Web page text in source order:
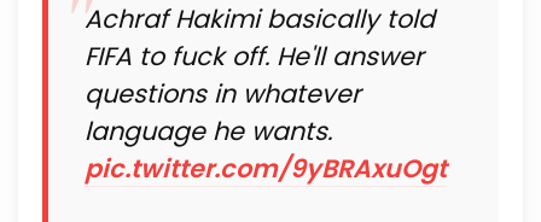
Achraf Hakimi basically told
FIFA to fuck off. He'll answer
questions in whatever
language he wants.
pic.twitter.com/9yBRAxuOgt